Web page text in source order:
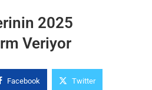
2025
Veriyor
Facebook Twitter